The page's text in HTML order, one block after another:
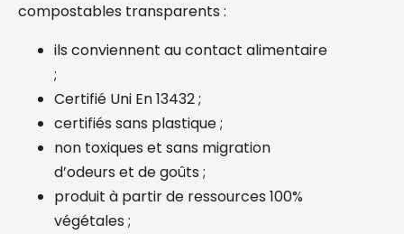
compostables transparents :
ils conviennent au contact alimentaire
;
Certifié Uni En 13432 ;
certifiés sans plastique ;
non toxiques et sans migration
d’odeurs et de goûts ;
produit à partir de ressources 100%
végétales ;